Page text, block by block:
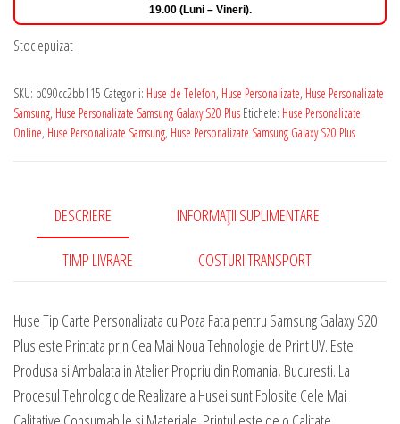
19.00 (Luni – Vineri).
Stoc epuizat
SKU: b090cc2bb115 Categorii: Huse de Telefon, Huse Personalizate, Huse Personalizate
Samsung, Huse Personalizate Samsung Galaxy S20 Plus Etichete: Huse Personalizate
Online, Huse Personalizate Samsung, Huse Personalizate Samsung Galaxy S20 Plus
DESCRIERE INFORMAȚII SUPLIMENTARE
TIMP LIVRARE COSTURI TRANSPORT
Huse Tip Carte Personalizata cu Poza Fata pentru Samsung Galaxy S20
Plus este Printata prin Cea Mai Noua Tehnologie de Print UV. Este
Produsa si Ambalata in Atelier Propriu din Romania, Bucuresti. La
Procesul Tehnologic de Realizare a Husei sunt Folosite Cele Mai